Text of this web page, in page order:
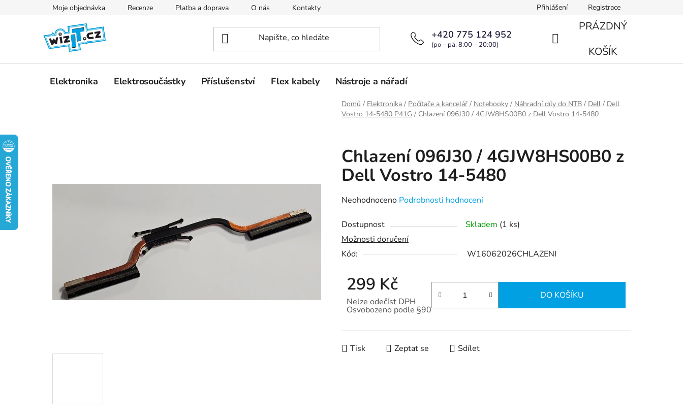
Moje objednávka Recenze Platba a doprava O nás Kontakty Přihlášení Registrace
+420 775 124 952
(po – pá: 8:00 – 20:00)
NÁKUPNÍ
PRÁZDNÝ
KOŠÍK
Elektronika Elektrosoučástky Příslušenství Flex kabely Nástroje a nářadí
Domů / Elektronika / Počítače a kancelář / Notebooky / Náhradní díly do NTB / Dell / Dell
Vostro 14-5480 P41G / Chlazení 096J30 / 4GJW8HS00B0 z Dell Vostro 14-5480
Chlazení 096J30 / 4GJW8HS00B0 z
Dell Vostro 14-5480
Průměrné
produktu
je
0,0
hvězdiček.
Neohodnoceno Podrobnosti hodnocení
Dostupnost Skladem (1 ks)
Možnosti doručení
Kód:
W16062026CHLAZENI
299 Kč
Nelze odečíst DPH
Osvobozeno podle §90
DO KOŠÍKU
Tisk Zeptat se Sdílet